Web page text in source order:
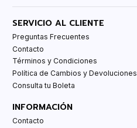
SERVICIO AL CLIENTE
Preguntas Frecuentes
Contacto
Términos y Condiciones
Política de Cambios y Devoluciones
Consulta tu Boleta
INFORMACIÓN
Contacto